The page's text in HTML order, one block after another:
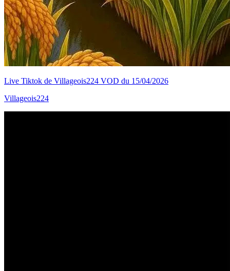
Live Tiktok de Villageois224 VOD du 15/04/2026
Villageois224